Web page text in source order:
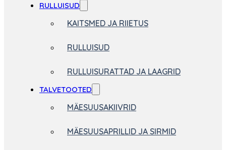
RULLUISUD
KAITSMED JA RIIETUS
RULLUISUD
RULLUISURATTAD JA LAAGRID
TALVETOOTED
MÄESUUSAKIIVRID
MÄESUUSAPRILLID JA SIRMID